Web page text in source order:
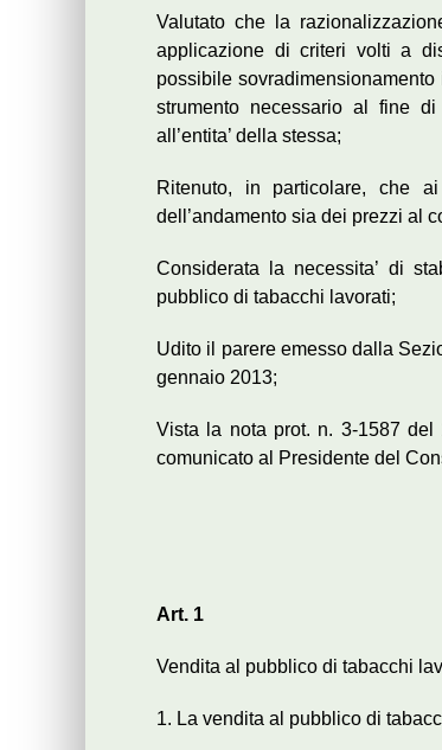
Valutato che la
applicazione di criteri volti a
possibile
strumento necessario al fine
all’entita’ della stessa;
Ritenuto, in particolare, che
dell’andamento sia dei prezzi al
Considerata la necessita’ di
pubblico di tabacchi lavorati;
Udito il parere emesso dalla
gennaio 2013;
Vista la nota prot. n. 3-1587 del
comunicato al Presidente del
Art. 1
Vendita al pubblico di tabacchi
1. La vendita al pubblico di